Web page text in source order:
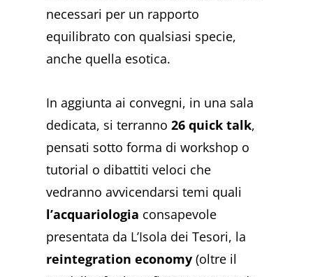
necessari per un rapporto
equilibrato con qualsiasi specie,
anche quella esotica.
In aggiunta ai convegni, in una sala
dedicata, si terranno26 quick talk,
pensati sotto forma di workshop o
tutorial o dibattiti veloci che
vedranno avvicendarsi temi quali
l’acquariologia consapevole
presentata da L’Isola dei Tesori, la
reintegration economy (oltre il